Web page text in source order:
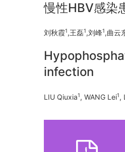
慢性HBV感染
刘秋霞1,王磊1,刘峰1,曲云
infection
LIU Qiuxia1, WANG Lei1,